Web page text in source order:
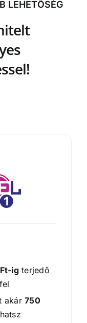
LEHETŐSÉG
igterjedő
akár750